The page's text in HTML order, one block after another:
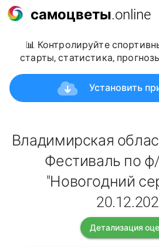
самоцветы.online
📊 Контролируйте
старты, статистика,
Установить
Владимирская
Фестиваль по
"Новогодний
Детализация